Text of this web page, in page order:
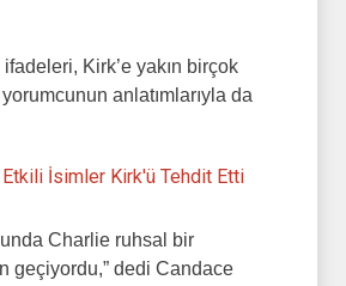
ifadeleri, Kirk’e yakın birçok
anlatımlarıyla da
Etkili İsimler Kirk'ü Tehdit Etti
Charlie ruhsal bir
geçiyordu,” dedi Candace